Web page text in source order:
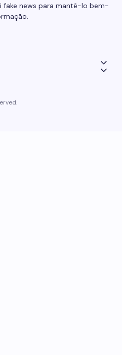
fake news para mantê-lo bem-